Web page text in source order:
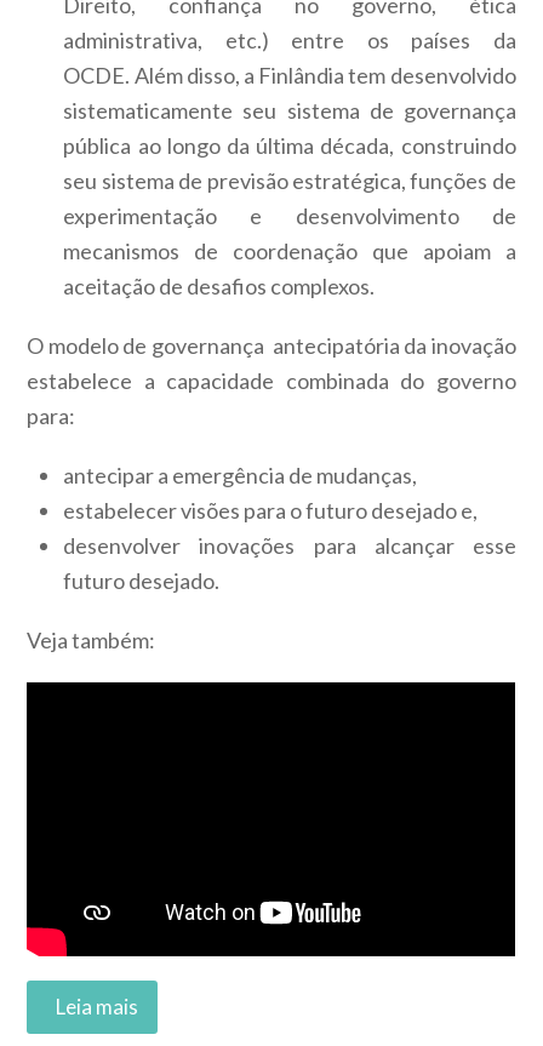
administrativa, etc.) entre os países da
OCDE. Além disso, a Finlândia tem desenvolvido
sistematicamente seu sistema de governança
pública ao longo da última década, construindo
seu sistema de previsão estratégica, funções de
experimentação e desenvolvimento de
mecanismos de coordenação que apoiam a
aceitação de desafios complexos.
O modelo de governança antecipatória da inovação
estabelece a capacidade combinada do governo
para:
antecipar a emergência de mudanças,
estabelecer visões para o futuro desejado e,
desenvolver inovações para alcançar esse
futuro desejado.
Veja também: